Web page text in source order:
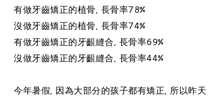
有做牙齒矯正的植骨, 長骨率78%
沒做牙齒矯正的植骨, 長骨率74%
有做牙齒矯正的牙齦縫合, 長骨率69%
沒做牙齒矯正的牙齦縫合, 長骨率44%
今年暑假, 因為大部分的孩子都有矯正, 所以昨天